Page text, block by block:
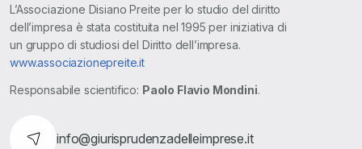
L’Associazione Disiano Preite per lo studio del diritto
dell’impresa è stata costituita nel 1995 per iniziativa di
un gruppo di studiosi del Diritto dell’impresa.
www.associazionepreite.it
Responsabile scientifico: Paolo Flavio Mondini.
info@giurisprudenzadelleimprese.it